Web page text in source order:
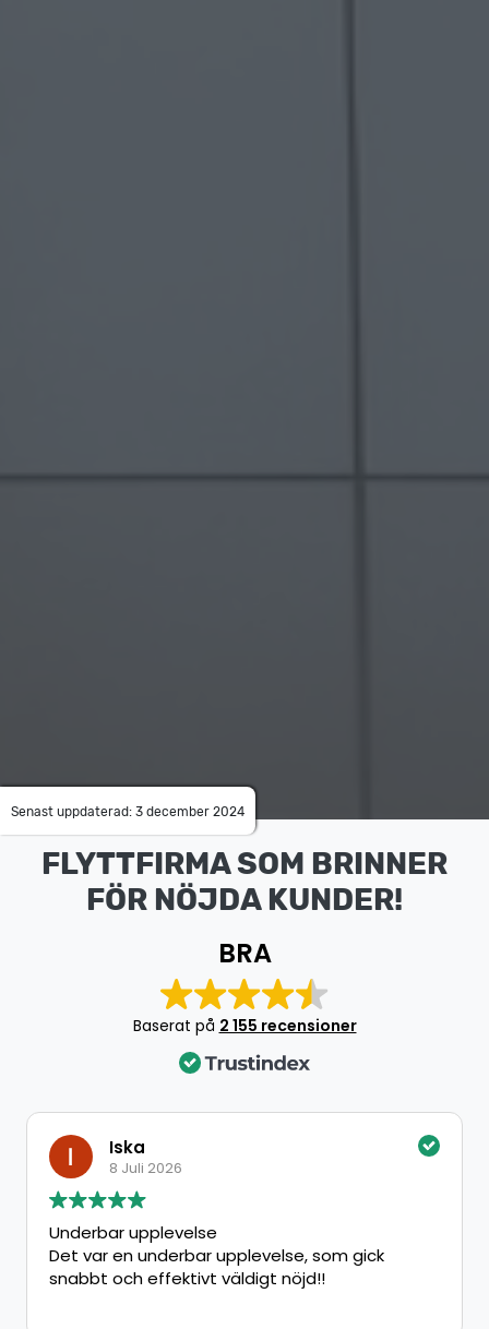
Senast uppdaterad: 3 december 2024
FLYTTFIRMA SOM BRINNER
FÖR NÖJDA KUNDER!
BRA
Baserat på 2 155 recensioner
Iska
8 Juli 2026
Underbar upplevelse
Det var en underbar upplevelse, som gick
snabbt och effektivt väldigt nöjd!!